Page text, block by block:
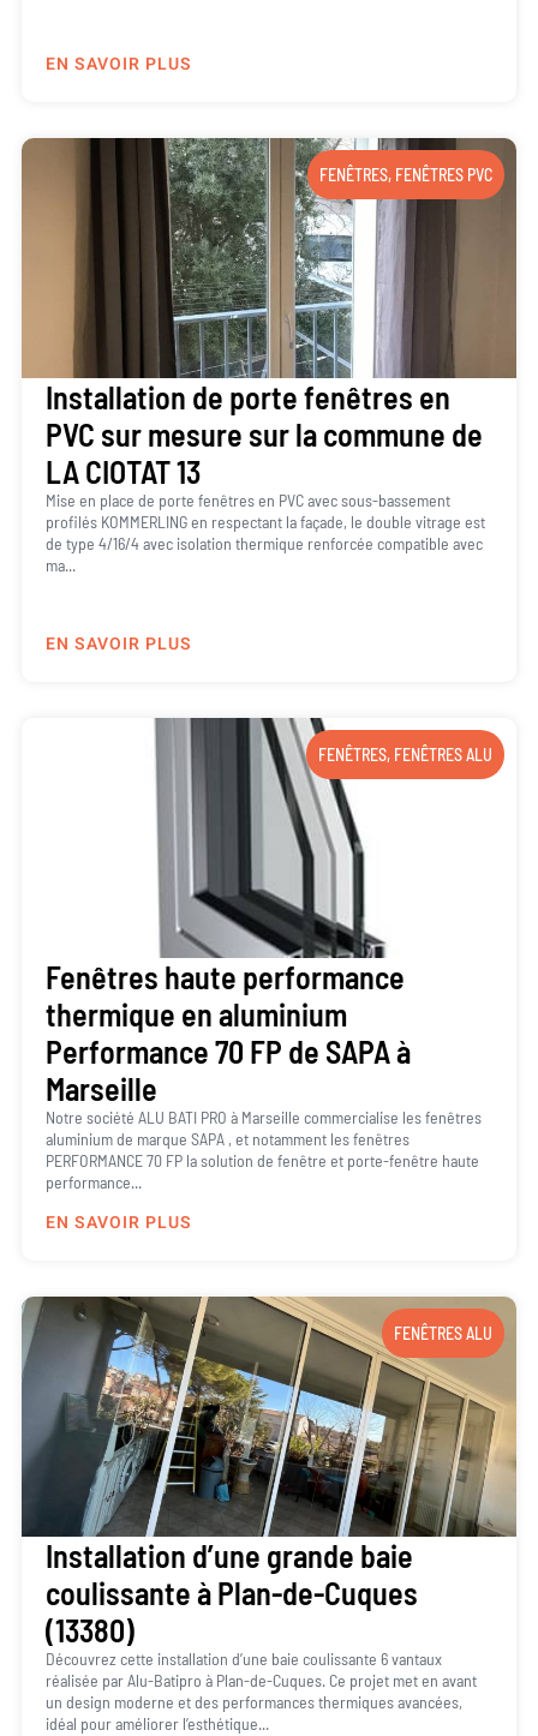
EN SAVOIR PLUS
FENÊTRES, FENÊTRES PVC
Installation de porte fenêtres en
PVC sur mesure sur la commune de
LA CIOTAT 13
Mise en place de porte fenêtres en PVC avec sous-bassement
profilés KOMMERLING en respectant la façade, le double vitrage est
de type 4/16/4 avec isolation thermique renforcée compatible avec
ma...
EN SAVOIR PLUS
FENÊTRES, FENÊTRES ALU
Fenêtres haute performance
thermique en aluminium
Performance 70 FP de SAPA à
Marseille
Notre société ALU BATI PRO à Marseille commercialise les fenêtres
aluminium de marque SAPA , et notamment les fenêtres
PERFORMANCE 70 FP la solution de fenêtre et porte-fenêtre haute
performance...
EN SAVOIR PLUS
FENÊTRES ALU
Installation d’une grande baie
coulissante à Plan-de-Cuques
(13380)
Découvrez cette installation d’une baie coulissante 6 vantaux
réalisée par Alu-Batipro à Plan-de-Cuques. Ce projet met en avant
un design moderne et des performances thermiques avancées,
idéal pour améliorer l’esthétique...